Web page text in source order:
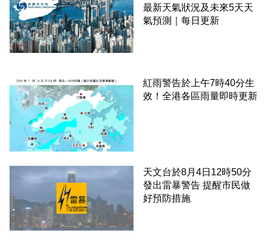
最新天氣狀況及未來5天天
氣預測｜每日更新
紅雨警告於上午7時40分生
效！全港各區雨量即時更新
天文台於8月4日12時50分
發出雷暴警告 提醒市民做
好預防措施